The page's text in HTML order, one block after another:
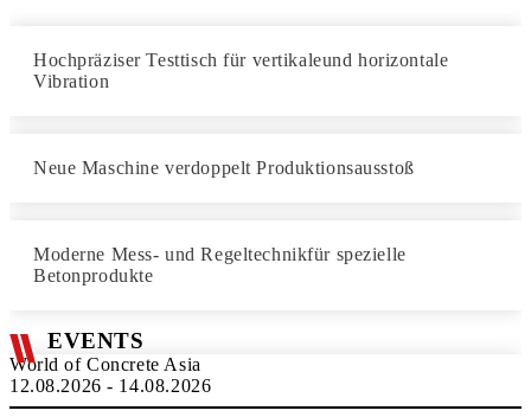
Hochpräziser Testtisch für vertikaleund horizontale
Vibration
Neue Maschine verdoppelt Produktionsausstoß
Moderne Mess- und Regeltechnikfür spezielle
Betonprodukte
EVENTS
World of Concrete Asia
12.08.2026 - 14.08.2026